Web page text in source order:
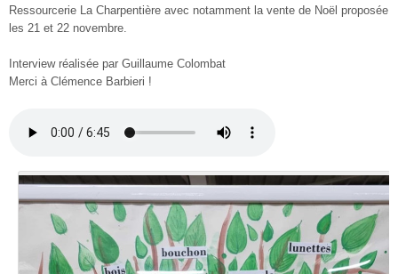
Ressourcerie La Charpentière avec notamment la vente de Noël proposée
les 21 et 22 novembre.
Interview réalisée par Guillaume Colombat
Merci à Clémence Barbieri !